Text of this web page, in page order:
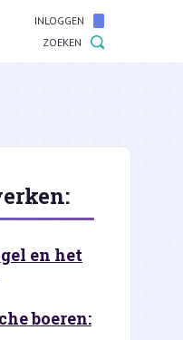
INLOGGEN
ZOEKEN
en het
boeren: